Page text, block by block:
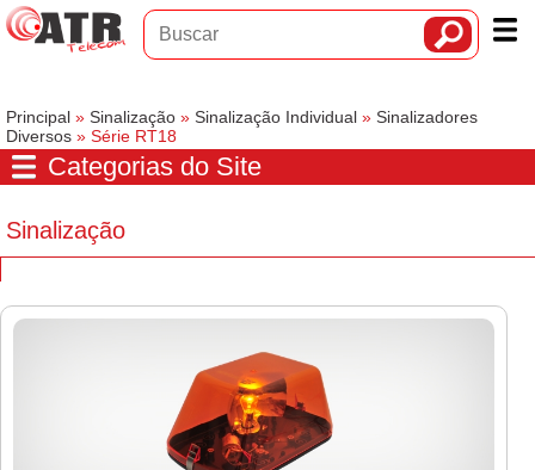
Categorias do Site
Principal » Sinalização » Sinalização Individual » Sinalizadores
Diversos » Série RT18
Sinalização